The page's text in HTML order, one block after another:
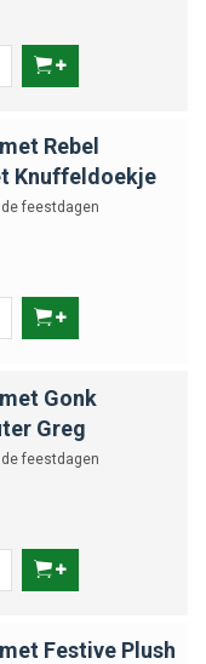
Rebel
Knuffeldoekje
feestdagen
Gonk
Greg
feestdagen
Festive Plush